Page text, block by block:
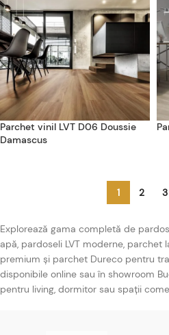
Parchet vinil LVT D06 Doussie
Damascus
1 2 3
Explorează gama completă de
apă, pardoseli LVT moderne, parchet
premium și parchet Dureco pentru
disponibile online sau în showroom
pentru living, dormitor sau spații